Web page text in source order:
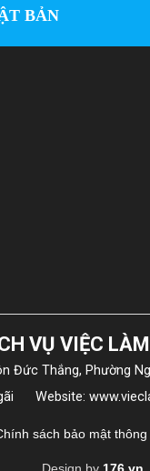
BẢN
VỤ VIỆC
Đức Thắng, Phường
Website:
sách bảo mật thông
Design by 176.vn